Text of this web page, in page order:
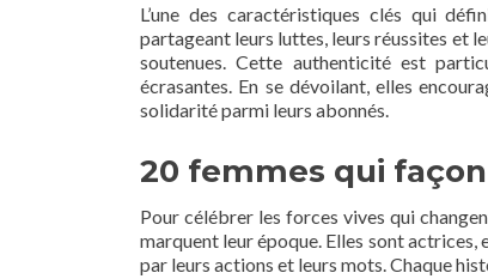
L’une des caractéristiques clés qui
partageant leurs luttes, leurs réussites et
soutenues. Cette authenticité est
écrasantes. En se dévoilant, elles
solidarité parmi leurs abonnés.
20 femmes qui
Pour célébrer les forces vives qui
marquent leur époque. Elles sont
par leurs actions et leurs mots. Chaque